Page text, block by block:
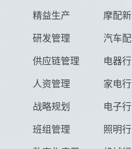
精益生产
研发管理
供应链管理
人资管理
战略规划
班组管理
摩配
汽车
电器
家电
电子
照明